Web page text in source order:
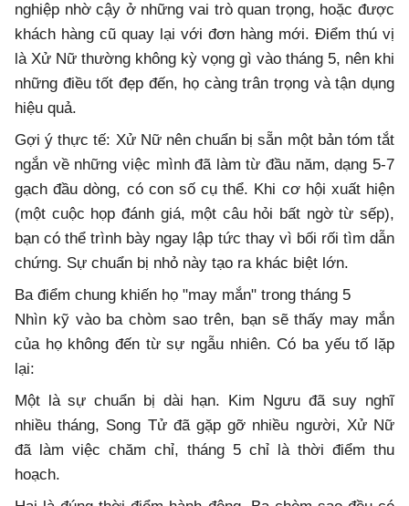
nghiệp nhờ cậy ở những vai trò quan trọng, hoặc được
khách hàng cũ quay lại với đơn hàng mới. Điểm thú vị
là Xử Nữ thường không kỳ vọng gì vào tháng 5, nên khi
những điều tốt đẹp đến, họ càng trân trọng và tận dụng
hiệu quả.
Gợi ý thực tế: Xử Nữ nên chuẩn bị sẵn một bản tóm tắt
ngắn về những việc mình đã làm từ đầu năm, dạng 5-7
gạch đầu dòng, có con số cụ thể. Khi cơ hội xuất hiện
(một cuộc họp đánh giá, một câu hỏi bất ngờ từ sếp),
bạn có thể trình bày ngay lập tức thay vì bối rối tìm dẫn
chứng. Sự chuẩn bị nhỏ này tạo ra khác biệt lớn.
Ba điểm chung khiến họ "may mắn" trong tháng 5
Nhìn kỹ vào ba chòm sao trên, bạn sẽ thấy may mắn
của họ không đến từ sự ngẫu nhiên. Có ba yếu tố lặp
lại:
Một là sự chuẩn bị dài hạn. Kim Ngưu đã suy nghĩ
nhiều tháng, Song Tử đã gặp gỡ nhiều người, Xử Nữ
đã làm việc chăm chỉ, tháng 5 chỉ là thời điểm thu
hoạch.